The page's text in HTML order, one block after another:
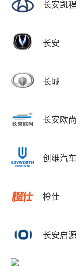
长安凯程
长安
长城
长安欧尚
创维汽车
橙仕
长安启源